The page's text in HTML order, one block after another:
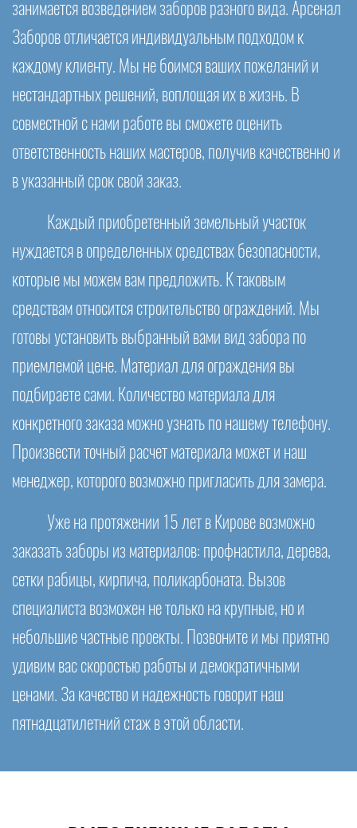
занимается возведением заборов разного вида. Арсенал
Заборов отличается индивидуальным подходом к
каждому клиенту. Мы не боимся ваших пожеланий и
нестандартных решений, воплощая их в жизнь. В
совместной с нами работе вы сможете оценить
ответственность наших мастеров, получив качественно и
в указанный срок свой заказ.
Каждый приобретенный земельный участок
нуждается в определенных средствах безопасности,
которые мы можем вам предложить. К таковым
средствам относится строительство ограждений. Мы
готовы установить выбранный вами вид забора по
приемлемой цене. Материал для ограждения вы
подбираете сами. Количество материала для
конкретного заказа можно узнать по нашему телефону.
Произвести точный расчет материала может и наш
менеджер, которого возможно пригласить для замера.
Уже на протяжении 15 лет в Кирове возможно
заказать заборы из материалов: профнастила, дерева,
сетки рабицы, кирпича, поликарбоната. Вызов
специалиста возможен не только на крупные, но и
небольшие частные проекты. Позвоните и мы приятно
удивим вас скоростью работы и демократичными
ценами. За качество и надежность говорит наш
пятнадцатилетний стаж в этой области.